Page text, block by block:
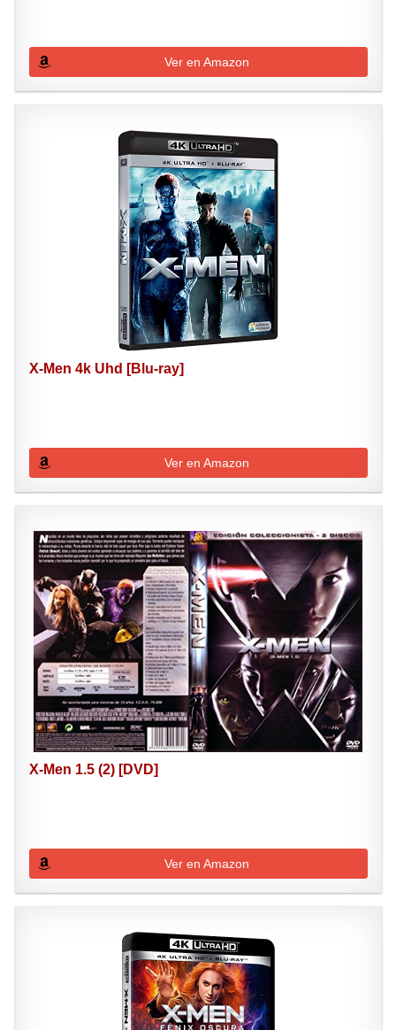
Ver en Amazon
X-Men 4k Uhd [Blu-ray]
Ver en Amazon
X-Men 1.5 (2) [DVD]
Ver en Amazon